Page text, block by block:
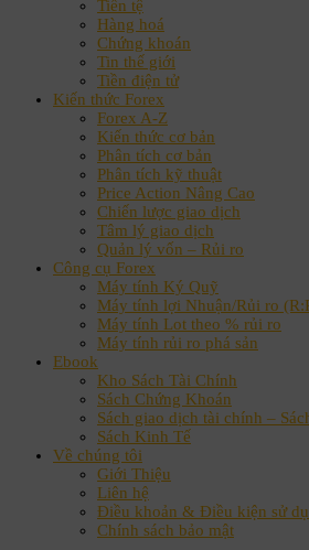
Tiền tệ
Hàng hoá
Chứng khoán
Tin thế giới
Tiền điện tử
Kiến thức Forex
Forex A-Z
Kiến thức cơ bản
Phân tích cơ bản
Phân tích kỹ thuật
Price Action Nâng Cao
Chiến lược giao dịch
Tâm lý giao dịch
Quản lý vốn – Rủi ro
Công cụ Forex
Máy tính Ký Quỹ
Máy tính lợi Nhuận/Rủi ro
Máy tính Lot theo % rủi ro
Máy tính rủi ro phá sản
Ebook
Kho Sách Tài Chính
Sách Chứng Khoán
Sách giao dịch tài chính –
Sách Kinh Tế
Về chúng tôi
Giới Thiệu
Liên hệ
Điều khoản & Điều kiện sử
Chính sách bảo mật